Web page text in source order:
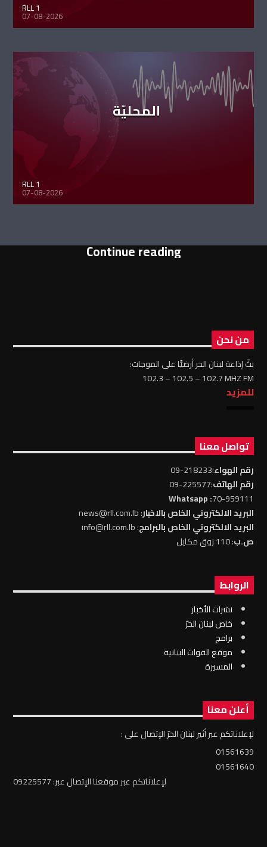
RLL 1
07-08-2026
المحليّة
RLL 1
07-08-2026
Continue reading
من نحن
بثّ إذاعة لبنان الحر أرضيًّا على الموجات:
102.3 – 102.5 – 102.7 MHZ FM
للمزيد
تواصل معنا
رقم الهواء:218233-09
رقم الهاتف:225577-09
70-959111
: Whatsapp
البريد الالكتروني الخاص بالاخبار: news@rll.com.lb
البريد الالكتروني الخاص بالبرامج: info@rll.com.lb
ص.ب: 110 زوق مكايل
الروابط
نشرات الأخبار
خاص لبنان الحرّ
برامج
موقع القوات البنانية
المسيرة
أعلن معنا
لإعلاناتكم عبر أثير لبنان الحرّ الإتصال على :
01561639
01561640
لإعلاناتكم عبر موقعنا الإتصال عبر: 09225577